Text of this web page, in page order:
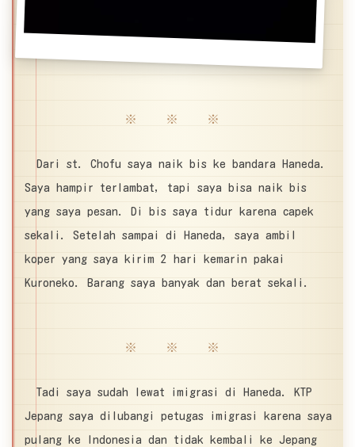
※ ※ ※
Dari st. Chofu saya naik bis ke bandara Haneda.
Saya hampir terlambat, tapi saya bisa naik bis
yang saya pesan. Di bis saya tidur karena capek
sekali. Setelah sampai di Haneda, saya ambil
koper yang saya kirim 2 hari kemarin pakai
Kuroneko. Barang saya banyak dan berat sekali.
※ ※ ※
Tadi saya sudah lewat imigrasi di Haneda. KTP
Jepang saya dilubangi petugas imigrasi karena saya
pulang ke Indonesia dan tidak kembali ke Jepang